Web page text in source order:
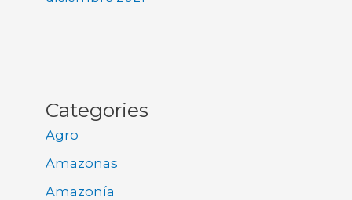
Categories
Agro
Amazonas
Amazonía